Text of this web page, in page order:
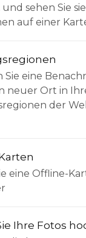
sehen Sie
auf einer
Sie eine
neuer Ort in
der
eine Offline-
Ihre Fotos